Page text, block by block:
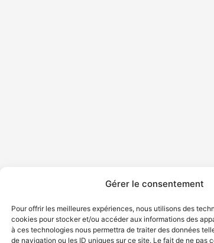
Gérer le consentement
Pour offrir les meilleures expériences, nous utilisons des
cookies pour stocker et/ou accéder aux informations des
à ces technologies nous permettra de traiter des données
de navigation ou les ID uniques sur ce site. Le fait de ne pas
Déclaration de services Politique de